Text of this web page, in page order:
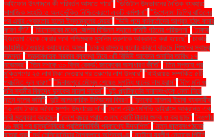
আইফোন উৎপাদনে কী পরিবর্তন আসতে পারে" "ডিজিটাল উদ্ভাবনের নৈতিক ব্যবহার:
সামাজিক সংহতি ও অন্তর্ভুক্তি নিশ্চিতকরণে একটি কর্মশালা" "ডিপ্লোমা ডিগ্রি বাতিলের
পর এবার গ্রেফতার হলেন ইস্তাম্বুলের মেয়র" "ডিসি পদে কর্মকর্তাদের আগ্রহ হঠাৎ কমার
কারণ কী?" "ডিসেম্বরের মধ্যে জেলার বিভিন্ন স্থানে কমিটি গঠনের পরিকল্পনা" "ঢাকার
ইজতেমা থেকে ফেরার পথে পশ্চিমবঙ্গে মুসলিম তরুণকে আক্রান্ত করা হয়েছে" "ঢাকার
জাহাঙ্গীর টাওয়ারে ক্যাফেতে আগুন "ঢাকার রাস্তায় ধুলোর কারণে বাড়ছে শিশুদের স্বাস্থ্য
সমস্যা" "তত্ত্বাবধায়ক সরকার ব্যবস্থা নিয়ে ৩টি রিভিউ আবেদন শুনানির তারিখ ১৭
নভেম্বর" "তিন দশকে ৩০ বিশ্ব রেকর্ড: জাকেরের অসাধারণ কীর্তি" "তিন সপ্তাহ পর
মুক্তিপণের ২৫ লাখ টাকা দেওয়ার পর তরুণের লাশ উদ্ধার" "থাইরয়েড সম্পর্কিত ৫টি
প্রচলিত ভুল ধারণা" "দিনাজপুরে মৌসুম শেষেও সুগন্ধি ধানের দাম হ্রাস" "দীপু মনি ও
তাঁর স্বামীর বিরুদ্ধে দুদকের মামলা দায়ের" "দুই প্ল্যাটফর্মের সমানসংখ্যক নেতা নিয়ে
নতুন দলের কমিটি "দুটি আলংকারিক উদ্ভিদের বিবরণ" "দুদকের মামলায় ইয়াবা ব্যবসায়ীর
৭৬ লাখ টাকার অবৈধ সম্পদ উদ্ধারের দাবি "দেশে এইচএমপিভি ভাইরাসে আক্রান্ত এক
নারী মৃত্যুবরণ করেছেন "দেশে বছরে প্রায় ৩ লাখ কোটি টাকার শুল্ক ও কর ছাড়" "নওগাঁয়
১৬ বছর পর ছাত্রশিবিরের প্রতিষ্ঠাবার্ষিকী প্রকাশ্যে উদযাপিত" "নতুন ছাত্রসংগঠনের
যাত্রা শুরু "নর্থ মেসিডোনিয়ার নৈশক্লাবে অগ্নিকাণ্ড "নাটোরে যুবলীগ নেতাকে পিটুনি